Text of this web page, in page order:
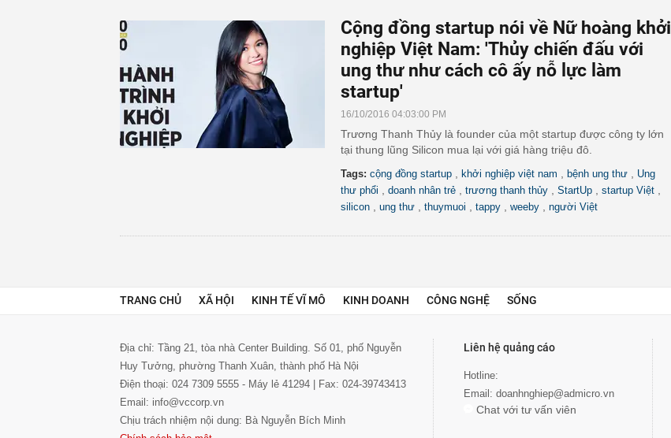
Cộng đồng startup nói về Nữ hoàng khởi
nghiệp Việt Nam: 'Thủy chiến đấu với
ung thư như cách cô ấy nỗ lực làm
startup'
16/10/2016 04:03:00 PM
Trương Thanh Thủy là founder của một startup được công ty lớn
tại thung lũng Silicon mua lại với giá hàng triệu đô.
Tags: cộng đồng startup khởi nghiệp việt nam bệnh ung thư
Ung
thư phổi
doanh nhân trẻ trương thanh thủy StartUp startup Việt
silicon ung thư thuymuoi tappy weeby người Việt
TRANG CHỦ XÃ HỘI KINH TẾ VĨ MÔ KINH DOANH CÔNG NGHỆ SỐNG
Địa chỉ: Tầng 21, tòa nhà Center Building. Số 01, phố Nguyễn
Huy Tưởng, phường Thanh Xuân, thành phố Hà Nội
Điện thoại: 024 7309 5555 - Máy lẻ 41294 | Fax: 024-39743413
Email: info@vccorp.vn
Chịu trách nhiệm nội dung: Bà Nguyễn Bích Minh
Liên hệ quảng cáo
Hotline:
Email: doanhnghiep@admicro.vn
Chat với tư vấn viên